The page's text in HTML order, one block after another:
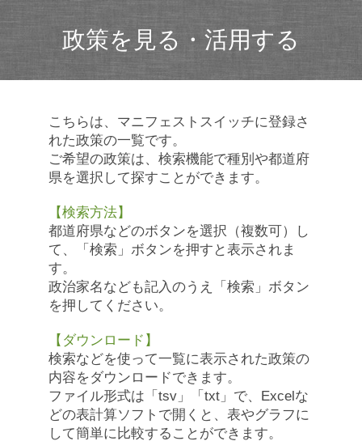
政策を見る・活用する
こちらは、マニフェストスイッチに登録さ
れた政策の一覧です。
ご希望の政策は、検索機能で種別や都道府
県を選択して探すことができます。
【検索方法】
都道府県などのボタンを選択（複数可）し
て、「検索」ボタンを押すと表示されま
す。
政治家名なども記入のうえ「検索」ボタン
を押してください。
【ダウンロード】
検索などを使って一覧に表示された政策の
内容をダウンロードできます。
ファイル形式は「tsv」「txt」で、Excelな
どの表計算ソフトで開くと、表やグラフに
して簡単に比較することができます。